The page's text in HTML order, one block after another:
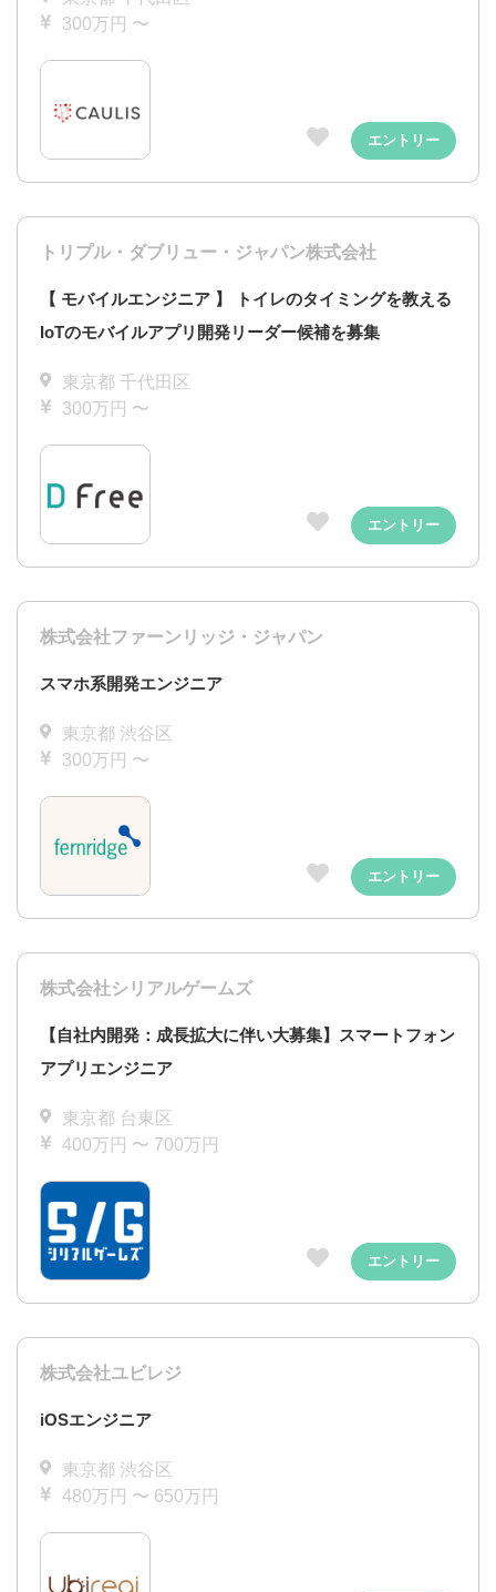
300万円 〜
エントリー
トリプル・ダブリュー・ジャパン株式会社
【 モバイルエンジニア 】 トイレのタイミングを教える
IoTのモバイルアプリ開発リーダー候補を募集
東京都 千代田区
300万円 〜
エントリー
株式会社ファーンリッジ・ジャパン
スマホ系開発エンジニア
東京都 渋谷区
300万円 〜
エントリー
株式会社シリアルゲームズ
【自社内開発：成長拡大に伴い大募集】スマートフォン
アプリエンジニア
東京都 台東区
400万円 〜 700万円
エントリー
株式会社ユビレジ
iOSエンジニア
東京都 渋谷区
480万円 〜 650万円